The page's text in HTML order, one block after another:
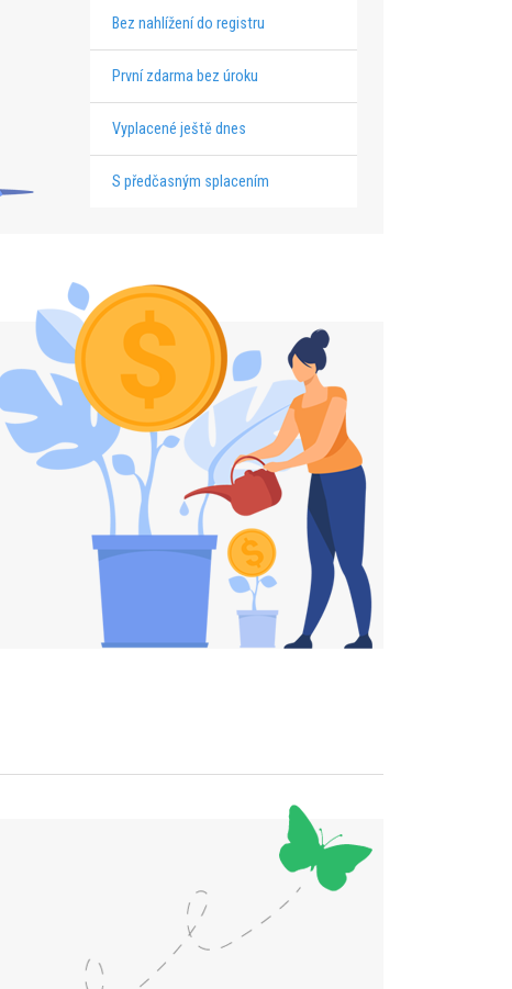
Bez nahlížení do registru
První zdarma bez úroku
Vyplacené ještě dnes
S předčasným splacením